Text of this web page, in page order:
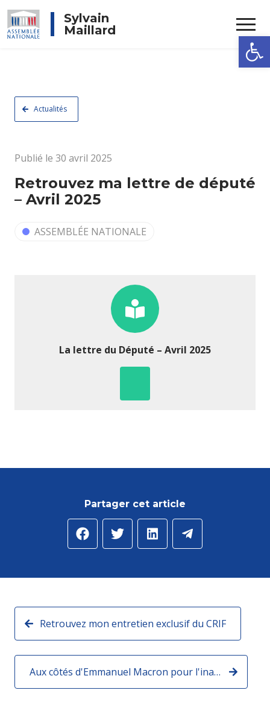
Ouvrir
Sylvain
Maillard
Actualités
Publié le 30 avril 2025
Retrouvez ma lettre de député
– Avril 2025
ASSEMBLÉE NATIONALE
La lettre du Député – Avril 2025
Partager cet article
Retrouvez mon entretien exclusif du CRIF
Aux côtés d'Emmanuel Macron pour l'inauguration des locaux de Snapchat dans le 8e arrondissement de Paris !